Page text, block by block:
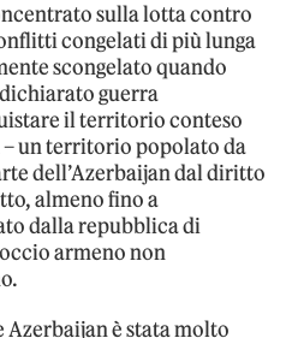
sulla lotta contro
congelati di più lunga
scongelato quando
guerra
il territorio conteso
un territorio popolato da
dell’Azerbaijan dal diritto
almeno fino a
dalla repubblica di
armeno non
Azerbaijan è stata molto